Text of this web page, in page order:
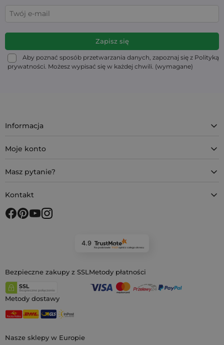
Aby poznać sposób przetwarzania danych, zapoznaj się z Polityką
prywatności. Możesz wypisać się w każdej chwili. (wymagane)
Nasze sklepy w Europie
Informacja
Moje konto
Masz pytanie?
Kontakt
4.9
Na podstawie 11 931 opiniiz całego okresu
Bezpieczne zakupy z SSLMetody płatności
Metody dostawy